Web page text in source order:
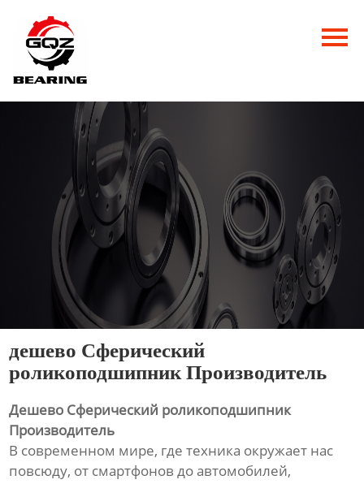
Главная
Продукция
Новости
Контакты
дешево Сферический
роликоподшипник Производитель
Дешево Сферический роликоподшипник
Производитель
В современном мире, где техника окружает нас
повсюду, от смартфонов до автомобилей,